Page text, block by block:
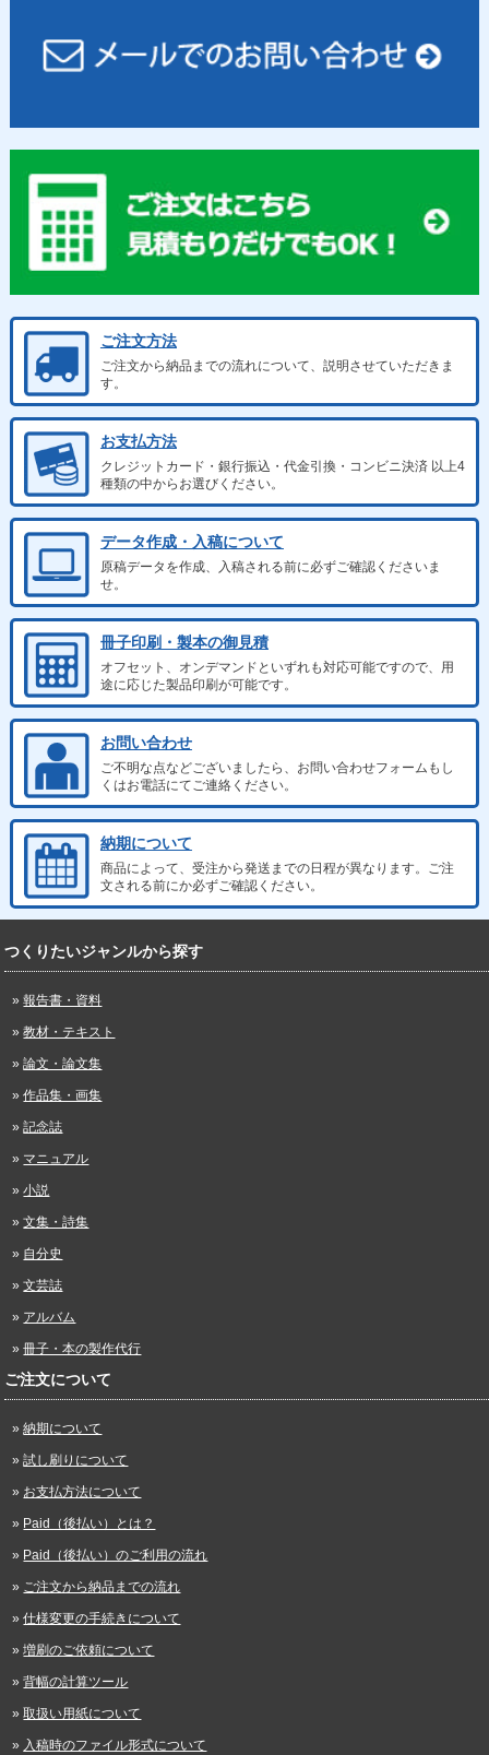
ご注文方法
ご注文から納品までの流れについて、説明させていただきま
す。
お支払方法
クレジットカード・銀行振込・代金引換・コンビニ決済 以上4
種類の中からお選びください。
データ作成・入稿について
原稿データを作成、入稿される前に必ずご確認くださいま
せ。
冊子印刷・製本の御見積
オフセット、オンデマンドといずれも対応可能ですので、用
途に応じた製品印刷が可能です。
お問い合わせ
ご不明な点などございましたら、お問い合わせフォームもし
くはお電話にてご連絡ください。
納期について
商品によって、受注から発送までの日程が異なります。ご注
文される前にか必ずご確認ください。
つくりたいジャンルから探す
報告書・資料
教材・テキスト
論文・論文集
作品集・画集
記念誌
マニュアル
小説
文集・詩集
自分史
文芸誌
アルバム
冊子・本の製作代行
ご注文について
納期について
試し刷りについて
お支払方法について
Paid（後払い）とは？
Paid（後払い）のご利用の流れ
ご注文から納品までの流れ
仕様変更の手続きについて
増刷のご依頼について
背幅の計算ツール
取扱い用紙について
入稿時のファイル形式について